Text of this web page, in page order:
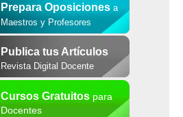
Prepara Oposiciones a
Maestros y Profesores
Publica tus Artículos
Revista Digital Docente
Cursos Gratuitospara
Docentes